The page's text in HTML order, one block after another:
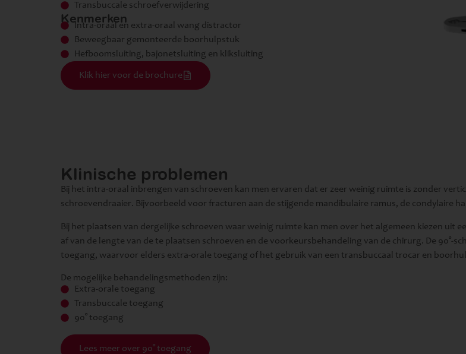
Transbuccale schroefverwijdering
Kenmerken
Intra-oraal en extra-oraal wang distractor
Beweegbaar gemonteerde boorhulpstuk
Hefboomsluiting, bajonetsluiting en kliksluiting
Klik hier voor de brochure
Klinische problemen
Bij het intra-oraal inbrengen van schroeven kan men ervaren dat er zeer weinig ruimte is zonder
schroevendraaier. Bijvoorbeeld voor fracturen aan de stijgende mandibulaire ramus, de condylaire
Bij het plaatsen van dergelijke schroeven waar weinig ruimte kan men over het algemeen kiezen uit
af van de lengte van de te plaatsen schroeven en de voorkeursbehandeling van de chirurg. De 90°-
toegang, waarvoor elders extra-orale toegang of het gebruik van een transbuccaal trocar en
De mogelijke behandelingsmethoden zijn:
Extra-orale toegang
Transbuccale toegang
90° toegang
Lees meer over 90° toegang